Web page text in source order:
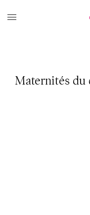
Maternités du